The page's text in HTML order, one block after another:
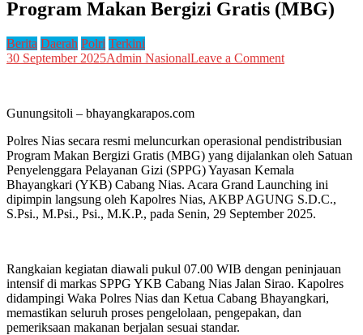
Program Makan Bergizi Gratis (MBG)
Berita Daerah Polri Terkini
30 September 2025Admin NasionalLeave a Commenton
Makan
Bergizi
Gratis
(MBG)
Gunungsitoli – bhayangkarapos.com
Polres Nias secara resmi meluncurkan operasional pendistribusian
Program Makan Bergizi Gratis (MBG) yang dijalankan oleh Satuan
Penyelenggara Pelayanan Gizi (SPPG) Yayasan Kemala
Bhayangkari (YKB) Cabang Nias. Acara Grand Launching ini
dipimpin langsung oleh Kapolres Nias, AKBP AGUNG S.D.C.,
S.Psi., M.Psi., Psi., M.K.P., pada Senin, 29 September 2025.
Rangkaian kegiatan diawali pukul 07.00 WIB dengan peninjauan
intensif di markas SPPG YKB Cabang Nias Jalan Sirao. Kapolres
didampingi Waka Polres Nias dan Ketua Cabang Bhayangkari,
memastikan seluruh proses pengelolaan, pengepakan, dan
pemeriksaan makanan berjalan sesuai standar.